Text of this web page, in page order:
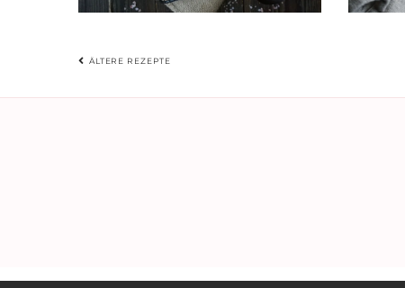
BEITRAGSNAVIGATION
ÄLTERE REZEPTE